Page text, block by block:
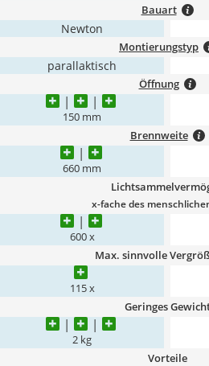
Bauart
Newton
Montierungstyp
parallaktisch
Öffnung
150 mm
Brennweite
660 mm
x-fache des
600 x
Max. sinnvolle
115 x
Geringes
2 kg
Vorteile